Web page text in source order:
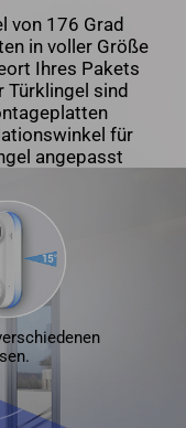
von 176 Grad
in voller Größe
Ihres Pakets
Türklingel sind
für
angepasst